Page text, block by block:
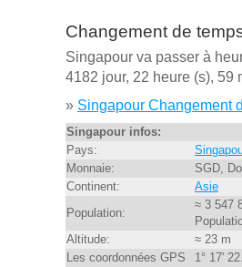
Changement de
Singapour va passer à
4182 jour, 22 heure (s), 59
» Singapour Changement
Singapour infos:
Pays:
Monnaie:
SGD,
Continent:
Asie
Population:
≈ 3 547
Altitude:
≈ 23 m
Les coordonnées GPS
1° 17'